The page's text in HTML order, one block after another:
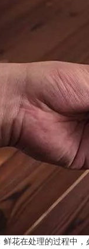
鲜花在处理的过程中